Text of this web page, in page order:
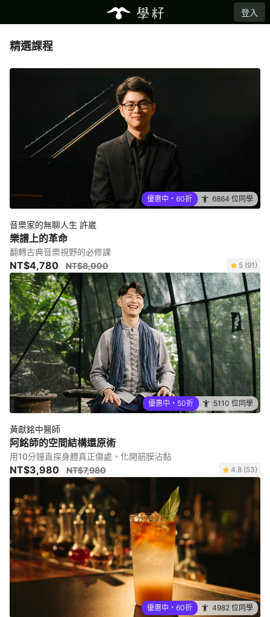
登入
精選課程
優惠中・60折 6864 位同學
音樂家的無聊人生 許崴
樂譜上的革命
翻轉古典音樂視野的必修課
NT$4,780 NT$8,000 5 (91)
優惠中・50折 5110 位同學
黃獻銘中醫師
阿銘師的空間結構還原術
用10分鐘直探身體真正傷處、化開筋膜沾黏
NT$3,980 NT$7,980 4.8 (53)
優惠中・60折 4982 位同學